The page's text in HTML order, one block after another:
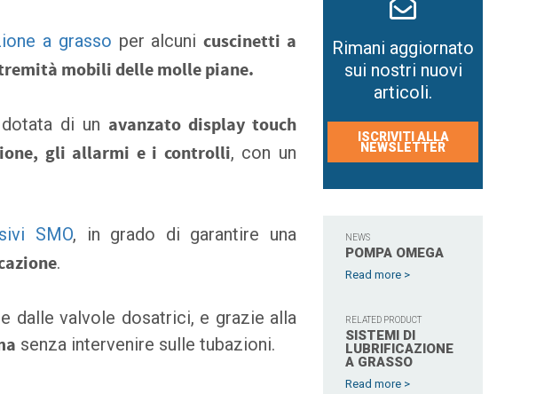
a grasso per alcunicuscinetti a
mobili delle molle piane.
di un avanzato display touch
gli allarmi e i controlli, con un
SMO, in grado di garantire una
.
dalle valvole dosatrici, e grazie alla
senza intervenire sulle tubazioni.
Rimani aggiornato
sui nostri nuovi
articoli.
ISCRIVITI ALLA
NEWSLETTER
NEWS
POMPA OMEGA
Read more >
RELATED PRODUCT
SISTEMI DI
LUBRIFICAZIONE
A GRASSO
Read more >